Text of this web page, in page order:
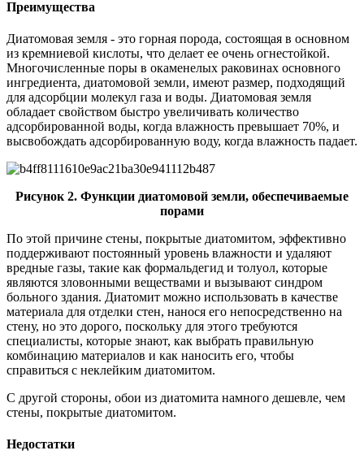
Преимущества
Диатомовая земля - это горная порода, состоящая в основном
из кремниевой кислоты, что делает ее очень огнестойкой.
Многочисленные поры в окаменелых раковинах основного
ингредиента, диатомовой земли, имеют размер, подходящий
для адсорбции молекул газа и воды. Диатомовая земля
обладает свойством быстро увеличивать количество
адсорбированной воды, когда влажность превышает 70%, и
высвобождать адсорбированную воду, когда влажность падает.
Рисунок 2. Функции диатомовой земли, обеспечиваемые
порами
По этой причине стены, покрытые диатомитом, эффективно
поддерживают постоянный уровень влажности и удаляют
вредные газы, такие как формальдегид и толуол, которые
являются зловонными веществами и вызывают синдром
больного здания. Диатомит можно использовать в качестве
материала для отделки стен, нанося его непосредственно на
стену, но это дорого, поскольку для этого требуются
специалисты, которые знают, как выбрать правильную
комбинацию материалов и как наносить его, чтобы
справиться с неклейким диатомитом.
С другой стороны, обои из диатомита намного дешевле, чем
стены, покрытые диатомитом.
Недостатки